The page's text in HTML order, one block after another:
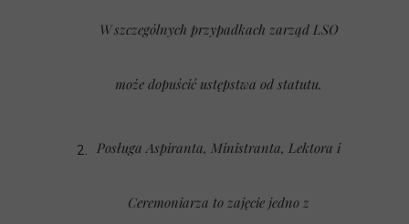
W szczególnych przypadkach zarząd LSO
może dopuścić ustępstwa od statutu.
Posługa Aspiranta, Ministranta, Lektora i
Ceremoniarza to zajęcie jedno z